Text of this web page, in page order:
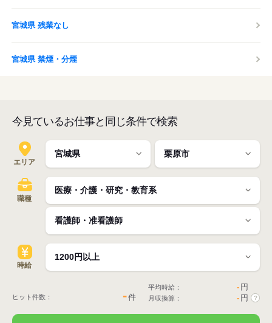
宮城県 残業なし
宮城県 禁煙・分煙
今見ているお仕事と同じ条件で検索
エリア
職種
時給
ヒット件数： -件
平均時給： - 円
月収換算： - 円 ?